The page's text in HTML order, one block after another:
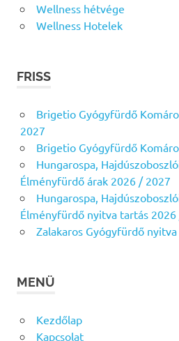
Wellness hétvége
Wellness Hotelek
FRISS
Brigetio Gyógyfürdő
2027
Brigetio Gyógyfürdő
Hungarospa,
Élményfürdő árak 2026 / 2027
Hungarospa,
Élményfürdő nyitva tartás 2026
Zalakaros Gyógyfürdő
MENÜ
Kezdőlap
Kapcsolat